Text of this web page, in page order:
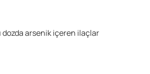
dozda arsenik içeren ilaçlar